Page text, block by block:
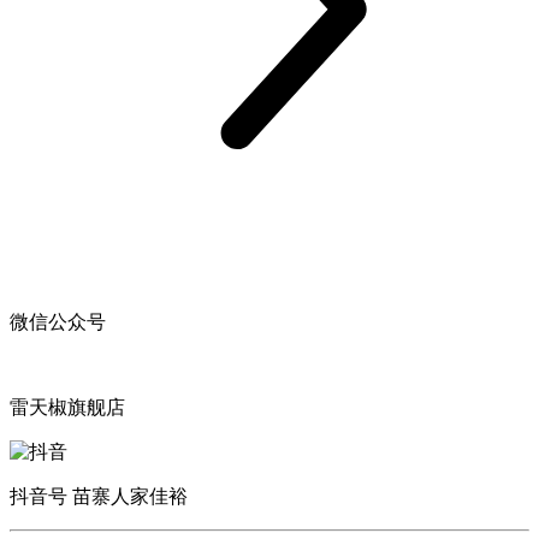
微信公众号
雷天椒旗舰店
抖音号 苗寨人家佳裕